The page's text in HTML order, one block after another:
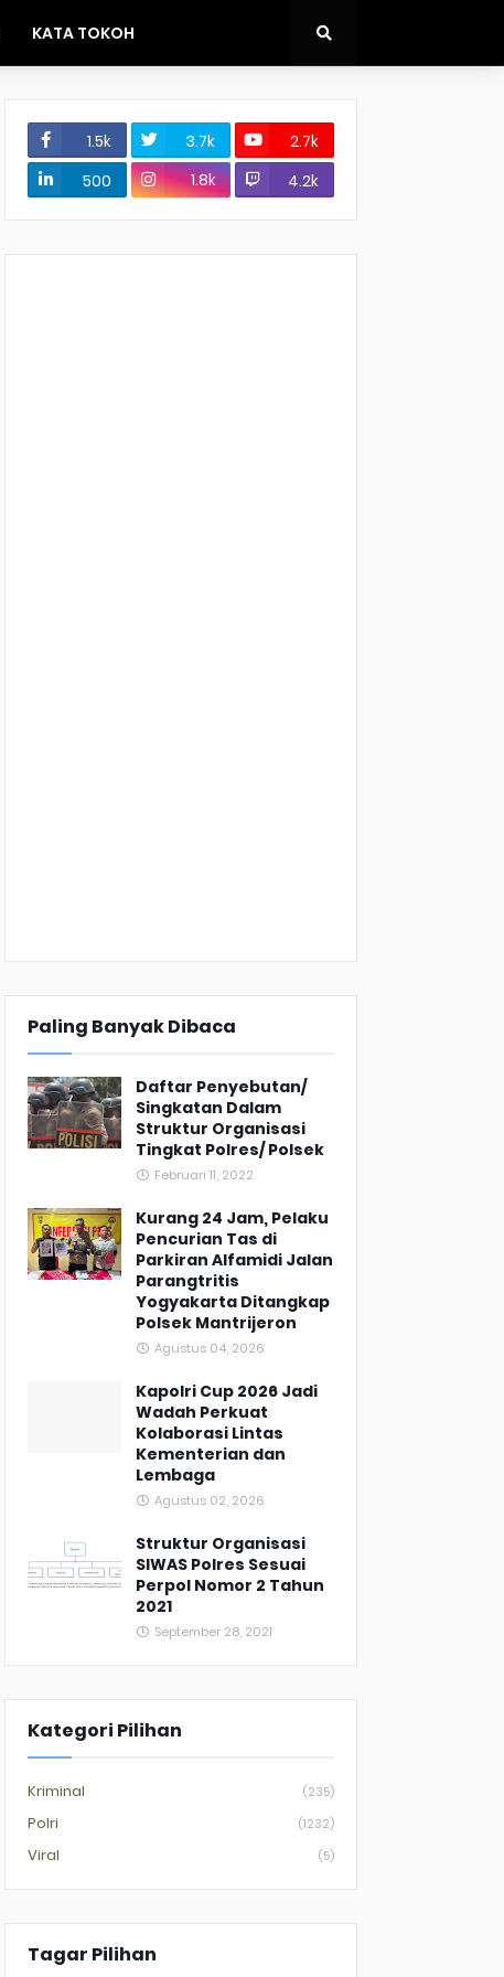
KATA TOKOH
1.5k 3.7k
2.7k
500
1.8k 4.2k
Paling Banyak Dibaca
Daftar Penyebutan/
Singkatan Dalam
Struktur Organisasi
Tingkat Polres/ Polsek
Februari 11, 2022
Kurang 24 Jam, Pelaku
Pencurian Tas di
Parkiran Alfamidi Jalan
Parangtritis
Yogyakarta Ditangkap
Polsek Mantrijeron
Agustus 04, 2026
Kapolri Cup 2026 Jadi
Wadah Perkuat
Kolaborasi Lintas
Kementerian dan
Lembaga
Agustus 02, 2026
Struktur Organisasi
SIWAS Polres Sesuai
Perpol Nomor 2 Tahun
2021
September 28, 2021
Kategori Pilihan
Kriminal (235)
Polri (1232)
Viral (5)
Tagar Pilihan